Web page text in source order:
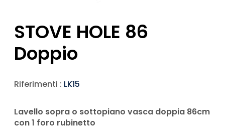
STOVE HOLE 86
Doppio
Riferimenti : LK15
Lavello sopra o sottopiano vasca doppia 86cm
con 1 foro rubinetto